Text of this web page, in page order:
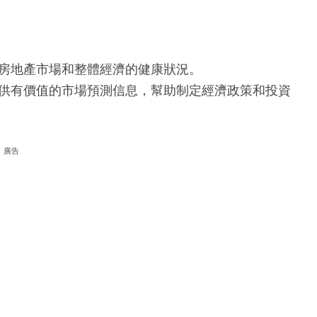
產市場和整體經濟的健康狀況。
有價值的市場預測信息，幫助制定經濟政策和投資
廣告